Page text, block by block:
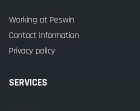
Working at Peswin
Contact information
Privacy policy
SERVICES